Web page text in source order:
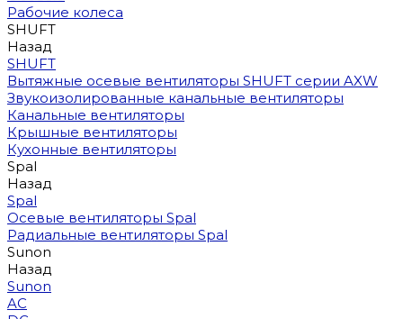
Рабочие колеса
SHUFT
Назад
SHUFT
Вытяжные осевые вентиляторы SHUFT серии AXW
Звукоизолированные канальные вентиляторы
Канальные вентиляторы
Крышные вентиляторы
Кухонные вентиляторы
Spal
Назад
Spal
Осевые вентиляторы Spal
Радиальные вентиляторы Spal
Sunon
Назад
Sunon
AC